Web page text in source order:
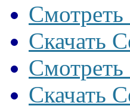
Скачать
Скачать